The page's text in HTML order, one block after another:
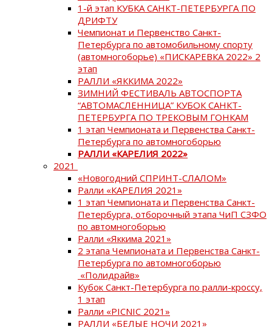
1-й этап КУБКА САНКТ-ПЕТЕРБУРГА ПО
ДРИФТУ
Чемпионат и Первенство Санкт-
Петербурга по автомобильному спорту
(автомногоборье) «ПИСКАРЕВКА 2022» 2
этап
РАЛЛИ «ЯККИМА 2022»
ЗИМНИЙ ФЕСТИВАЛЬ АВТОСПОРТА
“АВТОМАСЛЕННИЦА” КУБОК САНКТ-
ПЕТЕРБУРГА ПО ТРЕКОВЫМ ГОНКАМ
1 этап Чемпионата и Первенства Санкт-
Петербурга по автомногоборью
РАЛЛИ «КАРЕЛИЯ 2022»
2021
«Новогодний СПРИНТ-СЛАЛОМ»
Ралли «КАРЕЛИЯ 2021»
1 этап Чемпионата и Первенства Санкт-
Петербурга, отборочный этапа ЧиП СЗФО
по автомногоборью
Ралли «Яккима 2021»
2 этапа Чемпионата и Первенства Санкт-
Петербурга по автомногоборью
«Полидрайв»
Кубок Санкт-Петербурга по ралли-кроссу,
1 этап
Ралли «PICNIC 2021»
РАЛЛИ «БЕЛЫЕ НОЧИ 2021»